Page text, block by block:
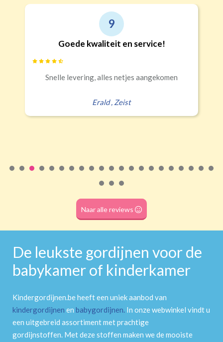
9
Goede kwaliteit en service!
Snelle levering, alles netjes aangekomen
Erald, Zeist
Naar alle reviews
De leukste gordijnen voor de
babykamer of kinderkamer
Kindergordijnen.be heeft een uniek aanbod van
kindergordijnen en babygordijnen. In onze webwinkel vindt u
een uitgebreid assortiment met prachtige
gordijnstoffen. Met deze stoffen maken we de mooiste